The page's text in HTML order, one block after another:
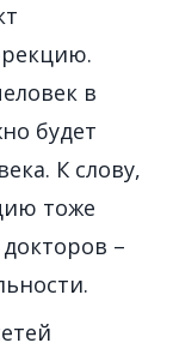
в
будет
К слову,
тоже
–